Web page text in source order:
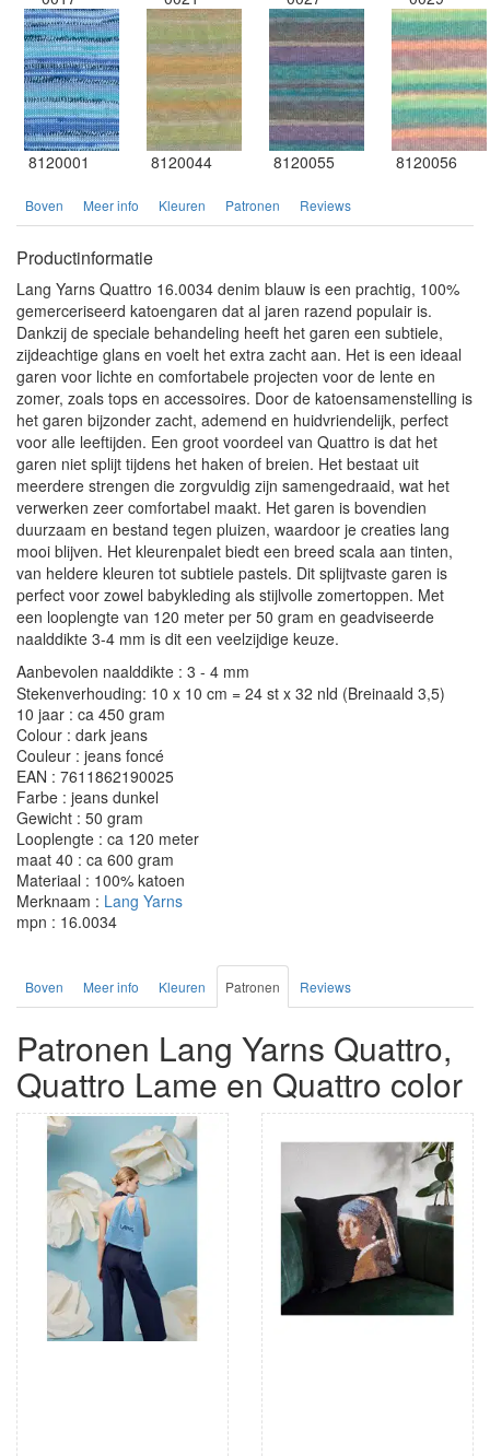
8120001 8120044 8120055 8120056
Boven Meer info Kleuren Patronen Reviews
Productinformatie
Lang Yarns Quattro 16.0034 denim blauw is een prachtig, 100%
gemerceriseerd katoengaren dat al jaren razend populair is.
Dankzij de speciale behandeling heeft het garen een subtiele,
zijdeachtige glans en voelt het extra zacht aan. Het is een ideaal
garen voor lichte en comfortabele projecten voor de lente en
zomer, zoals tops en accessoires. Door de katoensamenstelling is
het garen bijzonder zacht, ademend en huidvriendelijk, perfect
voor alle leeftijden. Een groot voordeel van Quattro is dat het
garen niet splijt tijdens het haken of breien. Het bestaat uit
meerdere strengen die zorgvuldig zijn samengedraaid, wat het
verwerken zeer comfortabel maakt. Het garen is bovendien
duurzaam en bestand tegen pluizen, waardoor je creaties lang
mooi blijven. Het kleurenpalet biedt een breed scala aan tinten,
van heldere kleuren tot subtiele pastels. Dit splijtvaste garen is
perfect voor zowel babykleding als stijlvolle zomertoppen. Met
een looplengte van 120 meter per 50 gram en geadviseerde
naalddikte 3-4 mm is dit een veelzijdige keuze.
Aanbevolen naalddikte : 3 - 4 mm
Stekenverhouding: 10 x 10 cm = 24 st x 32 nld (Breinaald 3,5)
10 jaar : ca 450 gram
Colour : dark jeans
Couleur : jeans foncé
EAN : 7611862190025
Farbe : jeans dunkel
Gewicht : 50 gram
Looplengte : ca 120 meter
maat 40 : ca 600 gram
Materiaal : 100% katoen
Merknaam : Lang Yarns
mpn : 16.0034
Boven Meer info Kleuren Patronen Reviews
Patronen Lang Yarns Quattro,
Quattro Lame en Quattro color